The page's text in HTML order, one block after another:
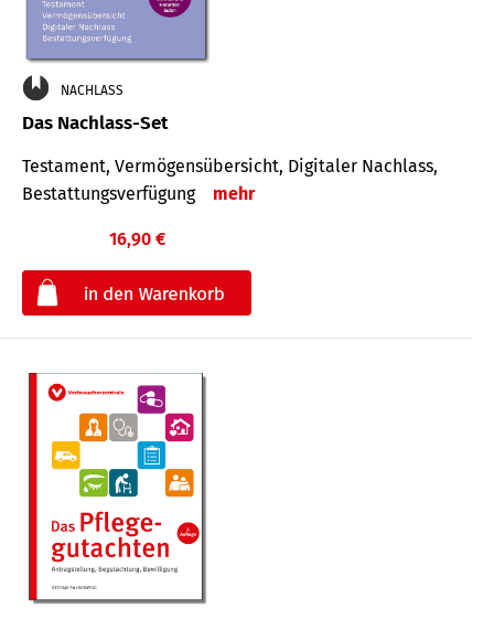
NACHLASS
Das Nachlass-Set
Testament, Vermögens­übersicht, Digitaler Nach­lass,
Bestat­tungs­ver­fügung
mehr
16,90 €